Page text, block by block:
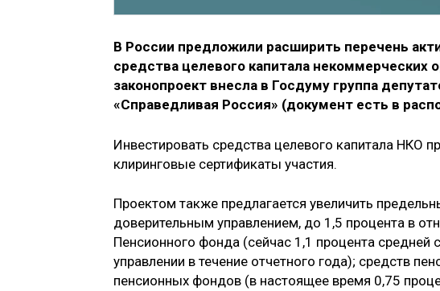
В России предложили расширить перечень
средства целевого капитала
законопроект внесла в Госдуму группа
«Справедливая Россия» (документ есть в
Инвестировать средства целевого капитала
клиринговые сертификаты участия.
Проектом также предлагается увеличить
доверительным управлением, до 1,5 процента в
Пенсионного фонда (сейчас 1,1 процента средней
управлении в течение отчетного года); средств
пенсионных фондов (в настоящее время 0,75